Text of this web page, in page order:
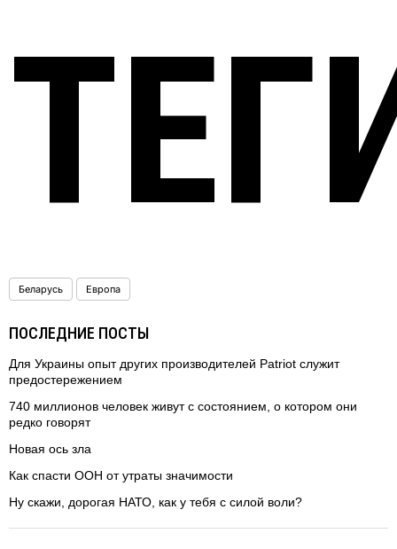
Беларусь Европа
ПОСЛЕДНИЕ ПОСТЫ
Для Украины опыт других производителей Patriot служит
предостережением
740 миллионов человек живут с состоянием, о котором они
редко говорят
Новая ось зла
Как спасти ООН от утраты значимости
Ну скажи, дорогая НАТО, как у тебя с силой воли?